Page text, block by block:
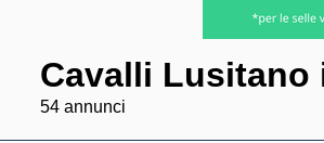
Cavalli Lusitano
54 annunci